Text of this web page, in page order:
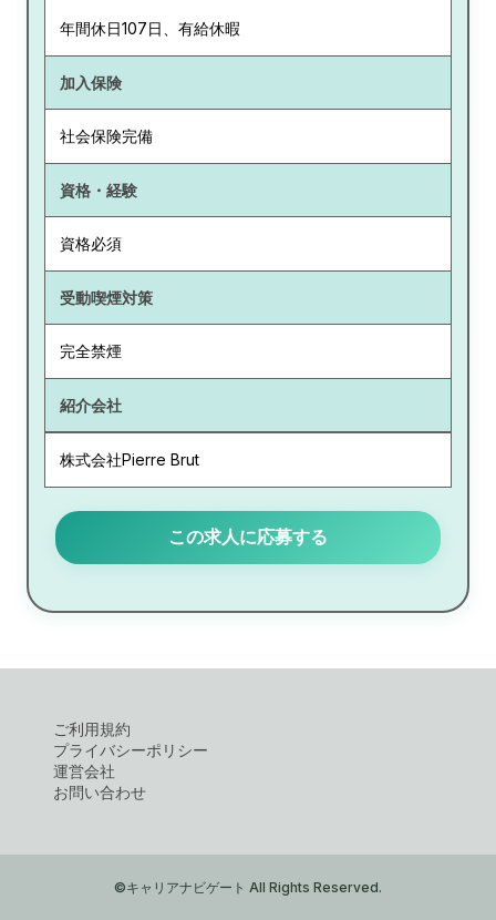
年間休日107日、有給休暇
加入保険
社会保険完備
資格・経験
資格必須
受動喫煙対策
完全禁煙
紹介会社
株式会社Pierre Brut
この求人に応募する
ご利用規約
プライバシーポリシー
運営会社
お問い合わせ
©キャリアナビゲート All Rights Reserved.